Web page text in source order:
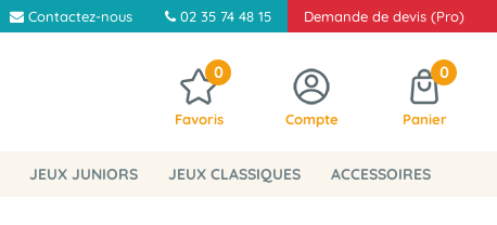
Contactez-nous 02 35 74 48 15 Demande de devis (Pro)
0
Favoris Compte
0
Panier
JEUX JUNIORS JEUX CLASSIQUES ACCESSOIRES